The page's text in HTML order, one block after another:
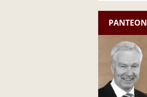
PANTEON